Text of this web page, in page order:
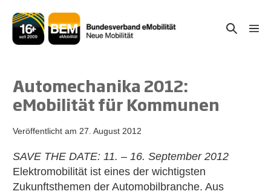
Inhalt
springen
Suche-
Automechanika 2012:
eMobilität für Kommunen
Veröffentlicht am 27. August 2012
SAVE THE DATE: 11. – 16. September 2012
Elektromobilität ist eines der wichtigsten
Zukunftsthemen der Automobilbranche. Aus